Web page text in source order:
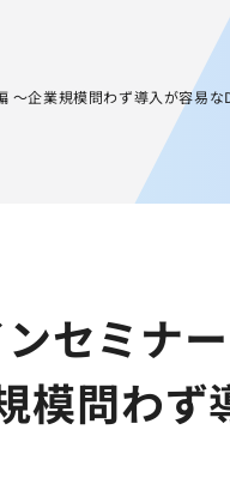
～企業規模問わず導入が容易
セミナ
模問わず